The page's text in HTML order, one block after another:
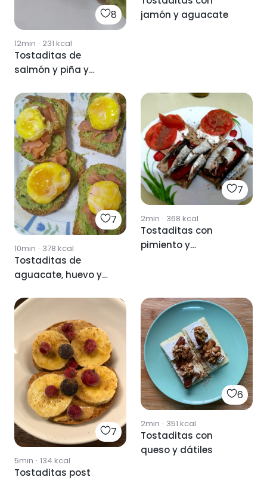
8
12min · 231 kcal
Tostaditas de
salmón y piña y
jamón y aguacate
7
10min · 378 kcal
Tostaditas de
aguacate, huevo y
7
2min · 368 kcal
Tostaditas con
pimiento y
7
5min · 134 kcal
Tostaditas post
6
2min · 351 kcal
Tostaditas con
queso y dátiles